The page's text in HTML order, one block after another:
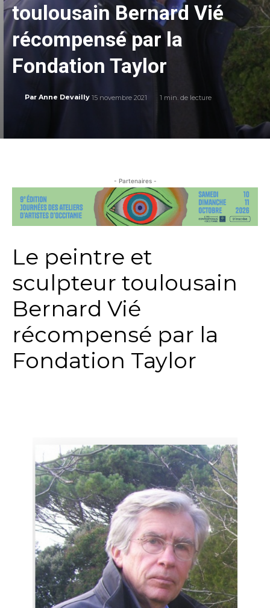
toulousain Bernard Vié
récompensé par la
Fondation Taylor
Par Anne Devailly 15 novembre 2021 1 min. de lecture
- Partenaires -
Le peintre et
sculpteur toulousain
Bernard Vié
récompensé par la
Fondation Taylor